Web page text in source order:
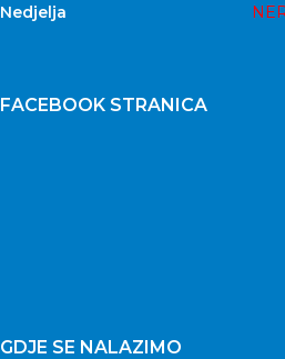
Nedjelja
FACEBOOK STRANICA
GDJE SE NALAZIMO